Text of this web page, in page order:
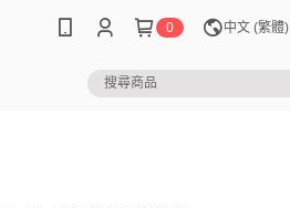
0 中文 (繁體)